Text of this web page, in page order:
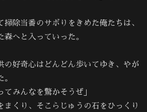
掃除当番のサボりをきめた俺たちは、
森へと入っていった。
の好奇心はどんどん歩いてゆき、やが
てみんなを驚かそうぜ」
まくり、そこらじゅうの石をひっくり